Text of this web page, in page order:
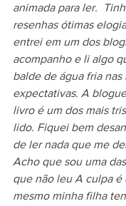
animada para ler.
resenhas ótimas
entrei em um dos
acompanho e li algo
balde de água fria nas
expectativas. A
livro é um dos mais
lido. Fiquei bem
de ler nada que me
Acho que sou uma
que não leu A culpa é
mesmo minha filha